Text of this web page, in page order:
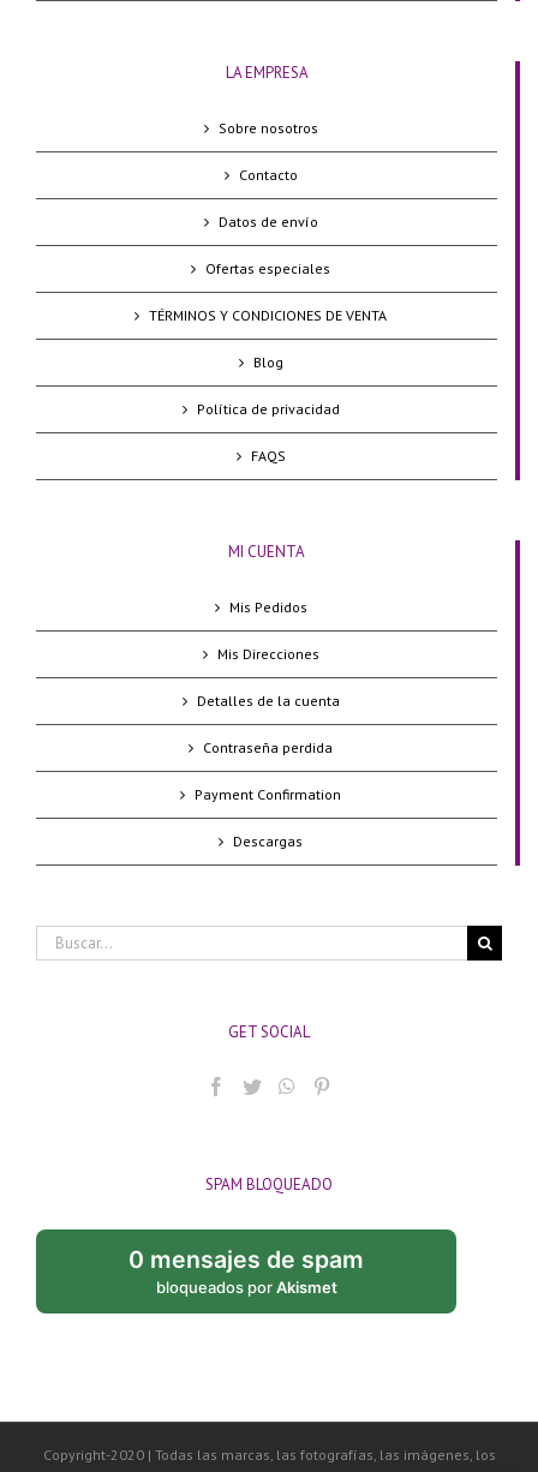
LA EMPRESA
Sobre nosotros
Contacto
Datos de envío
Ofertas especiales
TÉRMINOS Y CONDICIONES DE VENTA
Blog
Política de privacidad
FAQS
MI CUENTA
Mis Pedidos
Mis Direcciones
Detalles de la cuenta
Contraseña perdida
Payment Confirmation
Descargas
Buscar:
GET SOCIAL
SPAM BLOQUEADO
0 mensajes de spam
bloqueados porAkismet
Copyright-2020 | Todas las marcas, las fotografías, las imágenes, los